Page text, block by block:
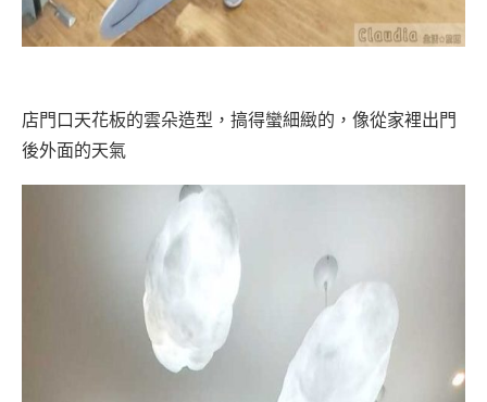
店門口天花板的雲朵造型，搞得蠻細緻的，像從家裡出門
後外面的天氣